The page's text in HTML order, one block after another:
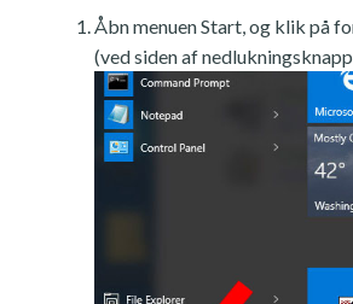
Åbn menuen Start, og klik på
(ved siden af